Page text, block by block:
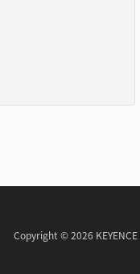
Copyright © 2026